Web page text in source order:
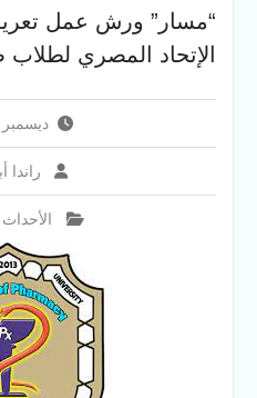
والخدمية بجامعة
الجديدة
جامعة سوهاج تفتح
الإلكتروني
2026
“مسار” ورش عمل
الإتحاد المصري
ديسمبر 5, 2021
راندا
الأحداث